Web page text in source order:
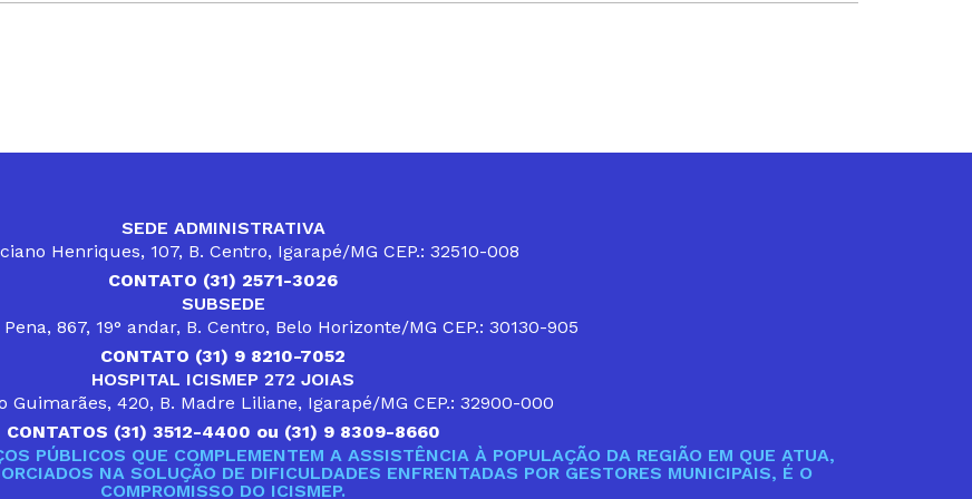
SEDE ADMINISTRATIVA
Henriques, 107, B. Centro, Igarapé/MG CEP.: 32510-008
CONTATO (31) 2571-3026
SUBSEDE
867, 19° andar, B. Centro, Belo Horizonte/MG CEP.: 30130-905
CONTATO (31) 9 8210-7052
HOSPITAL ICISMEP 272 JOIAS
Guimarães, 420, B. Madre Liliane, Igarapé/MG CEP.: 32900-000
CONTATOS (31) 3512-4400 ou (31) 9 8309-8660
PÚBLICOS QUE COMPLEMENTEM A ASSISTÊNCIA À POPULAÇÃO DA REGIÃO EM QUE ATUA,
NA SOLUÇÃO DE DIFICULDADES ENFRENTADAS POR GESTORES MUNICIPAIS, É O
COMPROMISSO DO ICISMEP.